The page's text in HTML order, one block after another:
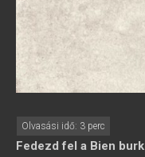
Fedezd fel a Bien